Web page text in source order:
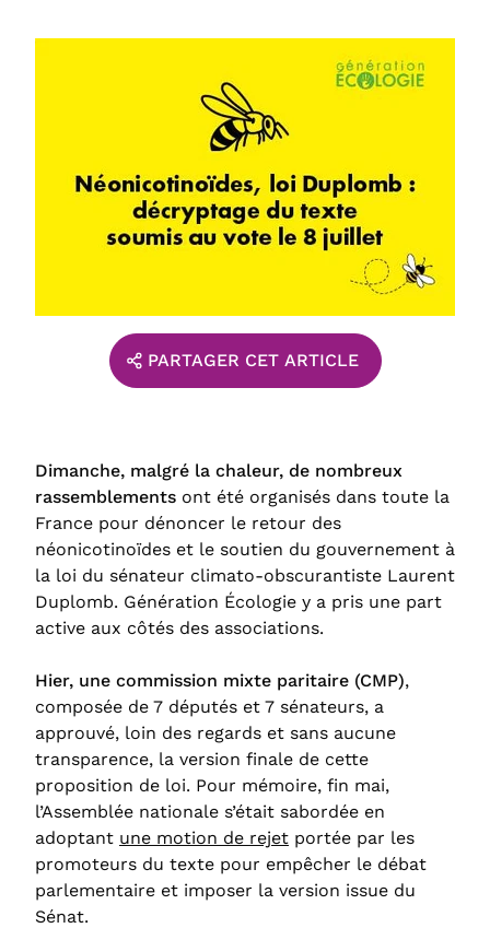
PARTAGER CET ARTICLE
Dimanche, malgré la chaleur, de nombreux
rassemblements ont été organisés dans toute la
France pour dénoncer le retour des
néonicotinoïdes et le soutien du gouvernement à
la loi du sénateur climato-obscurantiste Laurent
Duplomb. Génération Écologie y a pris une part
active aux côtés des associations.
Hier, une commission mixte paritaire (CMP),
composée de 7 députés et 7 sénateurs, a
approuvé, loin des regards et sans aucune
transparence, la version finale de cette
proposition de loi. Pour mémoire, fin mai,
l’Assemblée nationale s’était sabordée en
adoptant une motion de rejet portée par les
promoteurs du texte pour empêcher le débat
parlementaire et imposer la version issue du
Sénat.